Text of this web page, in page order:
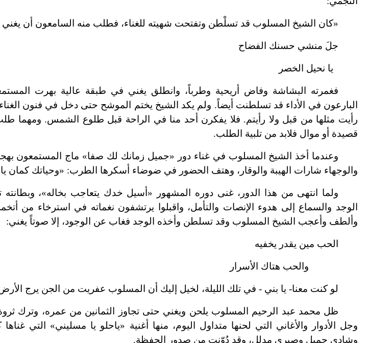
«كان الشيخ المسلوب قد تسلْطن وتفتحت شهيته للغناء، فطلب منه السامعون أن
جلَ منشي حسنك الفضاح
يا نحيل الخصر
فغمرته البشاشة وفاض أريحية وطرباً، وانطلق يغني في طبقة عالية بهرت
البارعون في الأداء قد تسلطنت أيضاً. ولم يكد الشيخ يختم الموشح حتى دخل في فنون الغناء
رأيت مثلها من قبل ولا رأيتم. فلا يفكرن أحد منا في الراحة قبل طلوع الشمس. ومهما
قصيدة أو موال فلابد من تلبية الطلب.
وعندما أخذ الشيخ المسلوب في غناء دور «جميل زمانك لك صفا» ماج المستمعون
والوجهاء شارات الهيبة والوقار، وهتف الحضور في ضوضاء أسكرها الطرب: «وحياتك كمان
ولما انتهى من هذا الدور، غنى دوره المشهور «أسيل خدك يتعاجب بخاله»،
الوجد والسماع إلى هدوء الإنصات والتأمل، واقبلوا يرتشفون نغماته في استرخاء من
وألطف وأعجب الشيخ المسلوب وقد تسلطن وأخذه الوجد فغاب عن الوجود، إلا صوتاً يغني:
الحب مين يقدر يخفيه
والحب هتاك الأسرار
لو كنت معنا- يا بني - في تلك الليلة، لخيل إليك أن المسلوب عفريت من الجن يرج
ظل محمد عبد الرحيم المسلوب يلحن ويغني حتى تجاوز الثمانين من عمره، وترك
وجل الأدوار والأغاني التي لحنها متداول اليوم، منها أغنية «ياحلو يا مسليني» التي
وشادي جميل وصبري مدلل، وقد دُوّنت من صدور الحفظة.